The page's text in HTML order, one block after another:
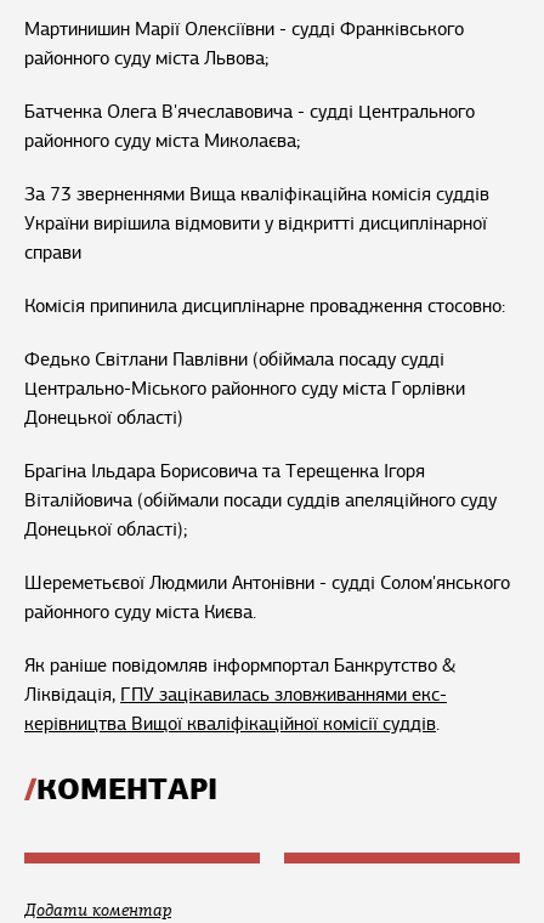
Мартинишин Марії Олексіївни - судді Франківського
районного суду міста Львова;
Батченка Олега В'ячеславовича - судді Центрального
районного суду міста Миколаєва;
За 73 зверненнями Вища кваліфікаційна комісія суддів
України вирішила відмовити у відкритті дисциплінарної
справи
Комісія припинила дисциплінарне провадження стосовно:
Федько Світлани Павлівни (обіймала посаду судді
Центрально-Міського районного суду міста Горлівки
Донецької області)
Брагіна Ільдара Борисовича та Терещенка Ігоря
Віталійовича (обіймали посади суддів апеляційного суду
Донецької області);
Шереметьєвої Людмили Антонівни - судді Солом'янського
районного суду міста Києва.
Як раніше повідомляв інформпортал Банкрутство &
Ліквідація, ГПУ зацікавилась зловживаннями екс-
керівництва Вищої кваліфікаційної комісії суддів.
КОМЕНТАРІ
Додати коментар